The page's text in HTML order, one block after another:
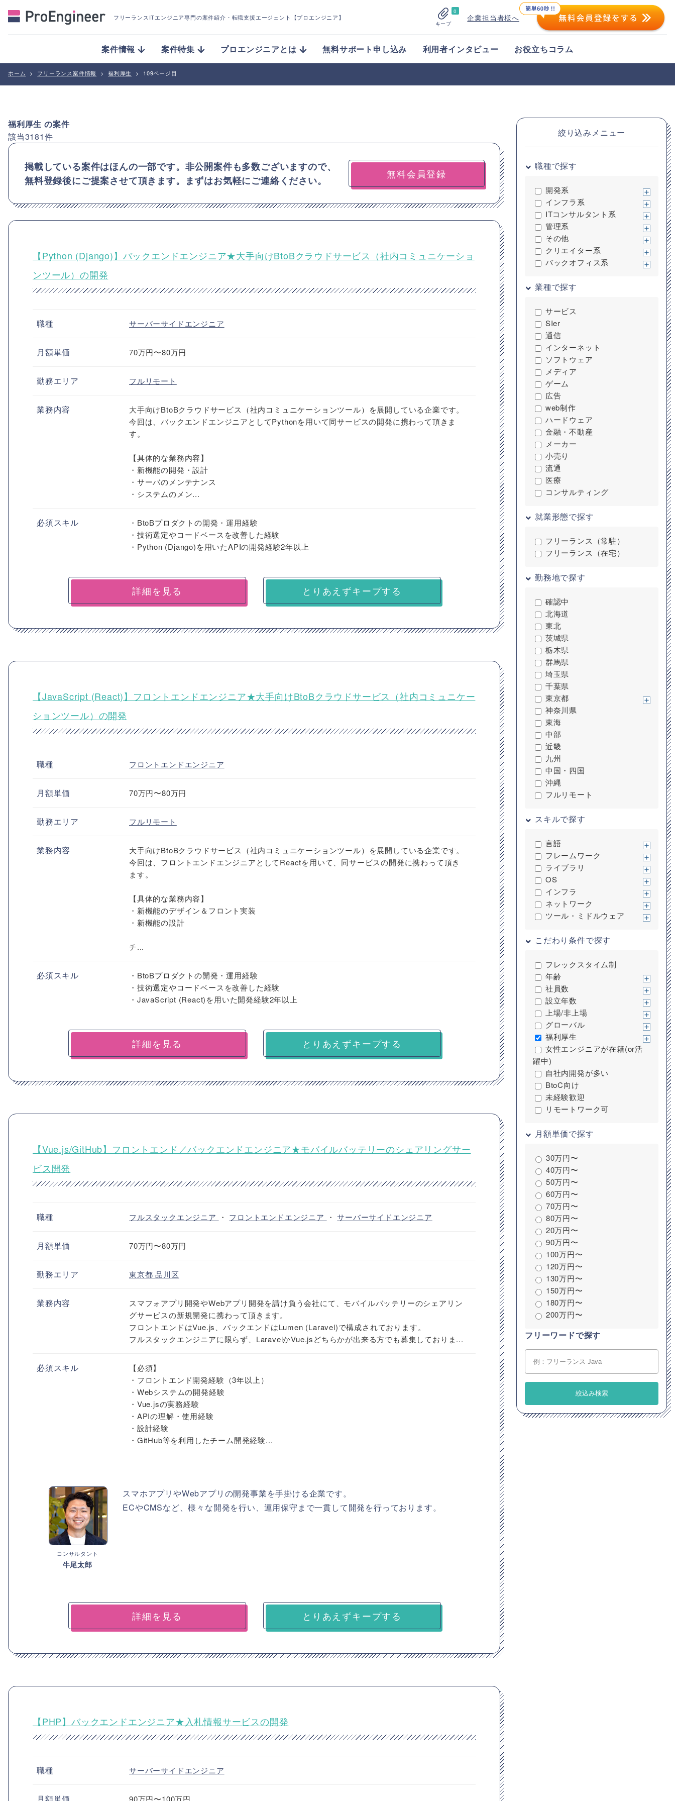
フリーランスITエンジニア専門の案件紹介 ・転職支援エージェント【プロエンジニア】
0
キープ
企業担当者様へ
案件情報 案件特集 プロエンジニアとは 無料サポート申し込み 利用者インタビュー お役立ちコラム
ホーム > フリーランス案件情報 > 福利厚生 > 109ページ目
福利厚生 の案件
該当3181件
掲載している案件はほんの一部です。非公開案件も多数ございますので、
無料登録後にご提案させて頂きます。まずはお気軽にご連絡ください。
無料会員登録
【Python (Django)】バックエンドエンジニア★大手向けBtoBクラウドサービス（社内コミュニケーショ
ンツール）の開発
職種 サーバーサイドエンジニア
月額単価 70万円〜80万円
勤務エリア フルリモート
業務内容
大手向けBtoBクラウドサービス（社内コミュニケーションツール）を展開している企業です。
今回は、バックエンドエンジニアとしてPythonを用いて同サービスの開発に携わって頂きま
す。
【具体的な業務内容】
・新機能の開発・設計
・サーバのメンテナンス
・システムのメン...
必須スキル
・BtoBプロダクトの開発・運用経験
・技術選定やコードベースを改善した経験
・Python (Django)を用いたAPIの開発経験2年以上
詳細を見る とりあえずキープする
【JavaScript (React)】フロントエンドエンジニア★大手向けBtoBクラウドサービス（社内コミュニケー
ションツール）の開発
職種 フロントエンドエンジニア
月額単価 70万円〜80万円
勤務エリア フルリモート
業務内容
大手向けBtoBクラウドサービス（社内コミュニケーションツール）を展開している企業です。
今回は、フロントエンドエンジニアとしてReactを用いて、同サービスの開発に携わって頂き
ます。
【具体的な業務内容】
・新機能のデザイン＆フロント実装
・新機能の設計
チ...
必須スキル
・BtoBプロダクトの開発・運用経験
・技術選定やコードベースを改善した経験
・JavaScript (React)を用いた開発経験2年以上
詳細を見る とりあえずキープする
【Vue.js/GitHub】フロントエンド／バックエンドエンジニア★モバイルバッテリーのシェアリングサー
ビス開発
職種 フルスタックエンジニア ・ フロントエンドエンジニア ・サーバーサイドエンジニア
月額単価 70万円〜80万円
勤務エリア 東京都品川区
業務内容
スマフォアプリ開発やWebアプリ開発を請け負う会社にて、モバイルバッテリーのシェアリン
グサービスの新規開発に携わって頂きます。
フロントエンドはVue.js、バックエンドはLumen (Laravel)で構成されております。
フルスタックエンジニアに限らず、LaravelかVue.jsどちらかが出来る方でも募集しておりま...
必須スキル
【必須】
・フロントエンド開発経験（3年以上）
・Webシステムの開発経験
・Vue.jsの実務経験
・APIの理解・使用経験
・設計経験
・GitHub等を利用したチーム開発経験...
コンサルタント
牛尾太郎
スマホアプリやWebアプリの開発事業を手掛ける企業です。
ECやCMSなど、様々な開発を行い、運用保守まで一貫して開発を行っております。
詳細を見る とりあえずキープする
【PHP】バックエンドエンジニア★入札情報サービスの開発
職種 サーバーサイドエンジニア
月額単価 90万円〜100万円
絞り込みメニュー
職種で探す
開発系
インフラ系
ITコンサルタント系
管理系
その他
クリエイター系
バックオフィス系
業種で探す
サービス
SIer
通信
インターネット
ソフトウェア
メディア
ゲーム
広告
web制作
ハードウェア
金融・不動産
メーカー
小売り
流通
医療
コンサルティング
就業形態で探す
フリーランス（常駐）
フリーランス（在宅）
勤務地で探す
確認中
北海道
東北
茨城県
栃木県
群馬県
埼玉県
千葉県
東京都
神奈川県
東海
中部
近畿
九州
中国・四国
沖縄
フルリモート
スキルで探す
言語
フレームワーク
ライブラリ
OS
インフラ
ネットワーク
ツール・ミドルウェア
こだわり条件で探す
フレックスタイム制
年齢
社員数
設立年数
上場/非上場
グローバル
福利厚生
女性エンジニアが在籍(or活
躍中)
自社内開発が多い
BtoC向け
未経験歓迎
リモートワーク可
月額単価で探す
30万円〜
40万円〜
50万円〜
60万円〜
70万円〜
80万円〜
20万円〜
90万円〜
100万円〜
120万円〜
130万円〜
150万円〜
180万円〜
200万円〜
フリーワードで探す